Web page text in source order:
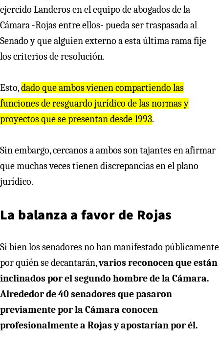
ejercido Landeros en el equipo de abogados de la
Cámara -Rojas entre ellos- pueda ser traspasada al
Senado y que alguien externo a esta última rama fije
los criterios de resolución.
Esto,dado que ambos vienen compartiendo las
funciones de resguardo jurídico de las normas y
proyectos que se presentan desde 1993.
Sin embargo, cercanos a ambos son tajantes en afirmar
que muchas veces tienen discrepancias en el plano
jurídico.
La balanza a favor de Rojas
Si bien los senadores no han manifestado públicamente
por quién se decantarán,varios reconocen que están
inclinados por el segundo hombre de la Cámara.
Alrededor de 40 senadores que pasaron
previamente por la Cámara conocen
profesionalmente a Rojas y apostarían por él.